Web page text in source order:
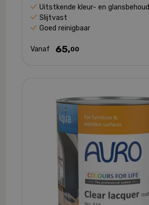
Uitstkende kleur- en glansbehoud
Slijtvast
Goed reinigbaar
Vanaf 65,00